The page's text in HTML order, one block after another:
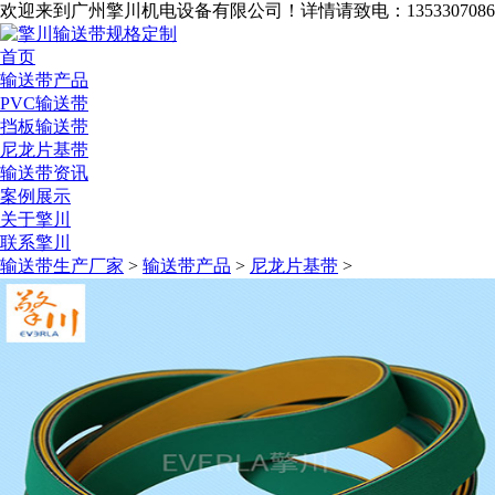
欢迎来到广州擎川机电设备有限公司！ 详情请致电：
首页
输送带产品
PVC输送带
挡板输送带
尼龙片基带
输送带资讯
案例展示
关于擎川
联系擎川
输送带生产厂家 > 输送带产品 > 尼龙片基带 >